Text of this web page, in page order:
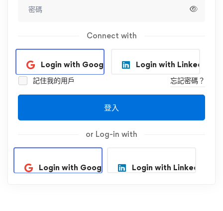
Connect with
Login with Google
Login with Linkedin
記住我的用戶
忘記密碼？
登入
or Log-in with
Login with Google Login with Linkedin